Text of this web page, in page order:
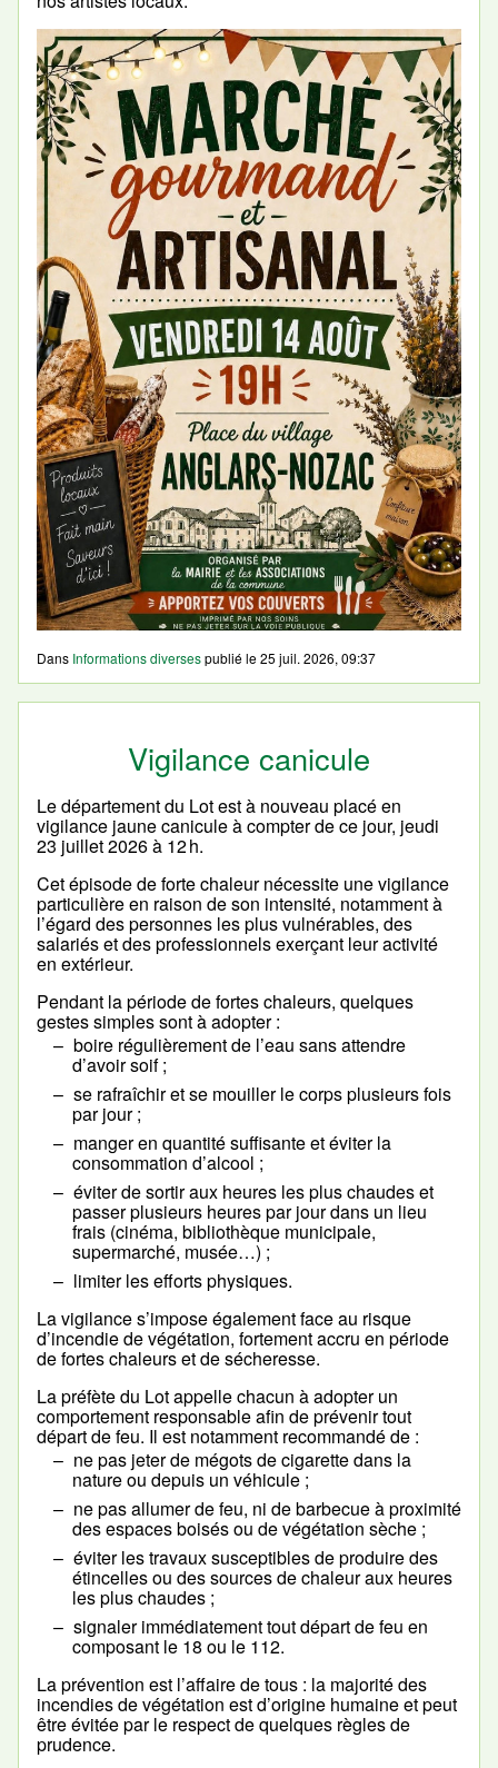
Dans Informations diversespublié le25 juil. 2026, 09:37
Vigilance canicule
Le département du Lot est à nouveau placé en
vigilance jaune canicule à compter de ce jour, jeudi
23 juillet 2026 à 12 h.
Cet épisode de forte chaleur nécessite une vigilance
particulière en raison de son intensité, notamment à
l’égard des personnes les plus vulnérables, des
salariés et des professionnels exerçant leur activité
en extérieur.
Pendant la période de fortes chaleurs, quelques
gestes simples sont à adopter :
boire régulièrement de l’eau sans attendre
d’avoir soif ;
se rafraîchir et se mouiller le corps plusieurs fois
par jour ;
manger en quantité suffisante et éviter la
consommation d’alcool ;
éviter de sortir aux heures les plus chaudes et
passer plusieurs heures par jour dans un lieu
frais (cinéma, bibliothèque municipale,
supermarché, musée…) ;
limiter les efforts physiques.
La vigilance s’impose également face au risque
d’incendie de végétation, fortement accru en période
de fortes chaleurs et de sécheresse.
La préfète du Lot appelle chacun à adopter un
comportement responsable afin de prévenir tout
départ de feu. Il est notamment recommandé de :
ne pas jeter de mégots de cigarette dans la
nature ou depuis un véhicule ;
ne pas allumer de feu, ni de barbecue à proximité
des espaces boisés ou de végétation sèche ;
éviter les travaux susceptibles de produire des
étincelles ou des sources de chaleur aux heures
les plus chaudes ;
signaler immédiatement tout départ de feu en
composant le 18 ou le 112.
La prévention est l’affaire de tous : la majorité des
incendies de végétation est d’origine humaine et peut
être évitée par le respect de quelques règles de
prudence.